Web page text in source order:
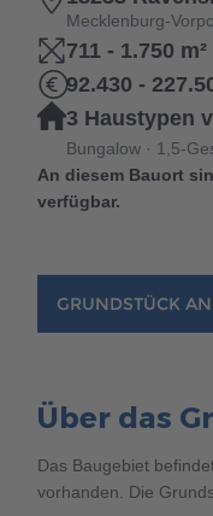
Brauchen Sie
038221 4000
Mecklenburg-
711 - 1.750 m²
92.430 -
3 Haustypen
Bungalow · 1,5-
An diesem Bauort
verfügbar.
GRUNDSTÜCK
Über das
Das Baugebiet
vorhanden. Die